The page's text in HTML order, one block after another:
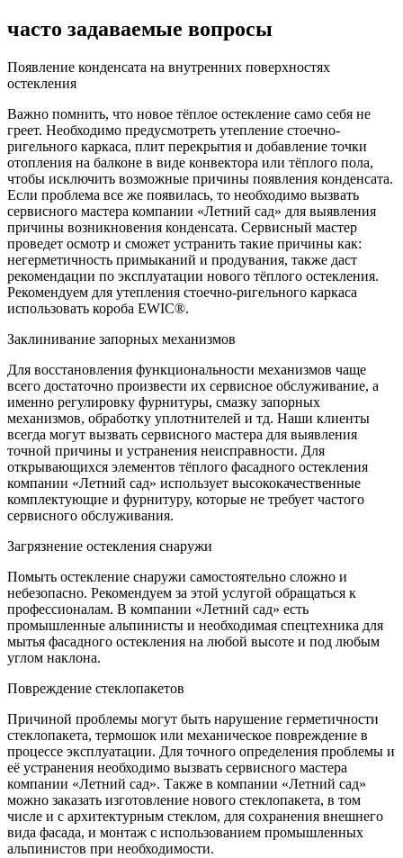
часто задаваемые вопросы
Появление конденсата на внутренних поверхностях
остекления
Важно помнить, что новое тёплое остекление само себя не
греет. Необходимо предусмотреть утепление стоечно-
ригельного каркаса, плит перекрытия и добавление точки
отопления на балконе в виде конвектора или тёплого пола,
чтобы исключить возможные причины появления конденсата.
Если проблема все же появилась, то необходимо вызвать
сервисного мастера компании «Летний сад» для выявления
причины возникновения конденсата. Сервисный мастер
проведет осмотр и сможет устранить такие причины как:
негерметичность примыканий и продувания, также даст
рекомендации по эксплуатации нового тёплого остекления.
Рекомендуем для утепления стоечно-ригельного каркаса
использовать короба EWIC®.
Заклинивание запорных механизмов
Для восстановления функциональности механизмов чаще
всего достаточно произвести их сервисное обслуживание, а
именно регулировку фурнитуры, смазку запорных
механизмов, обработку уплотнителей и тд. Наши клиенты
всегда могут вызвать сервисного мастера для выявления
точной причины и устранения неисправности. Для
открывающихся элементов тёплого фасадного остекления
компании «Летний сад» использует высококачественные
комплектующие и фурнитуру, которые не требует частого
сервисного обслуживания.
Загрязнение остекления снаружи
Помыть остекление снаружи самостоятельно сложно и
небезопасно. Рекомендуем за этой услугой обращаться к
профессионалам. В компании «Летний сад» есть
промышленные альпинисты и необходимая спецтехника для
мытья фасадного остекления на любой высоте и под любым
углом наклона.
Повреждение стеклопакетов
Причиной проблемы могут быть нарушение герметичности
стеклопакета, термошок или механическое повреждение в
процессе эксплуатации. Для точного определения проблемы и
её устранения необходимо вызвать сервисного мастера
компании «Летний сад». Также в компании «Летний сад»
можно заказать изготовление нового стеклопакета, в том
числе и с архитектурным стеклом, для сохранения внешнего
вида фасада, и монтаж с использованием промышленных
альпинистов при необходимости.